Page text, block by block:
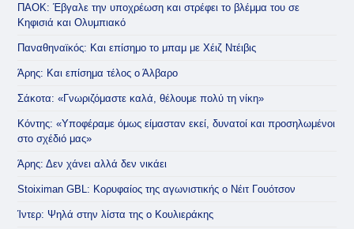
ΠΑΟΚ: Έβγαλε την υποχρέωση και στρέφει το βλέμμα του σε
Κηφισιά και Ολυμπιακό
Παναθηναϊκός: Και επίσημο το μπαμ με Χέιζ Ντέιβις
Άρης: Και επίσημα τέλος ο Άλβαρο
Σάκοτα: «Γνωριζόμαστε καλά, θέλουμε πολύ τη νίκη»
Κόντης: «Υποφέραμε όμως είμασταν εκεί, δυνατοί και προσηλωμένοι
στο σχέδιό μας»
Άρης: Δεν χάνει αλλά δεν νικάει
Stoiximan GBL: Κορυφαίος της αγωνιστικής ο Νέιτ Γουότσον
Ίντερ: Ψηλά στην λίστα της ο Κουλιεράκης